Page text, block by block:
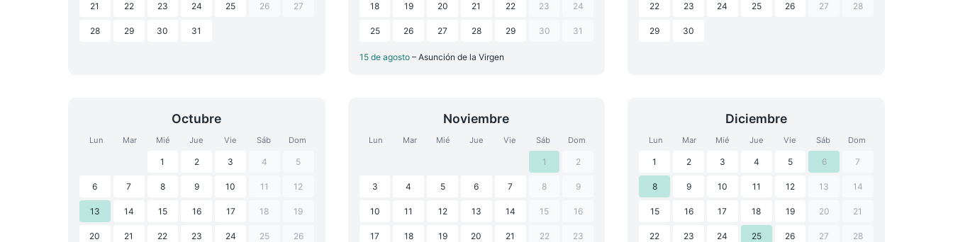
21 22 23 24 25 26 27
28 29 30 31
18 19 20 21 22 23 24
25 26 27 28 29 30 31
15 de agosto – Asunción de la Virgen
22 23 24 25 26 27 28
29 30
Octubre
Lun Mar Mié Jue Vie Sáb Dom
1 2 3 4 5
6 7 8 9 10 11 12
13 14 15 16 17 18 19
20 21 22 23 24 25 26
Noviembre
Lun Mar Mié Jue Vie Sáb Dom
1 2
3 4 5 6 7 8 9
10 11 12 13 14 15 16
17 18 19 20 21 22 23
Diciembre
Lun Mar Mié Jue Vie Sáb Dom
1 2 3 4 5 6 7
8 9 10 11 12 13 14
15 16 17 18 19 20 21
22 23 24 25 26 27 28